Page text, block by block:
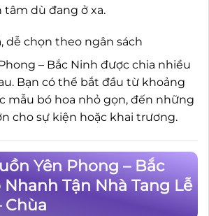
tâm dù đang ở xa.
dễ chọn theo ngân sách
– Bắc Ninh được chia nhiều
Bạn có thể bắt đầu từ khoảng
mẫu bó hoa nhỏ gọn, đến những
cho sự kiện hoặc khai trương.
Yên Phong – Bắc
Nhanh Tận Nhà Tang Lễ
Chùa